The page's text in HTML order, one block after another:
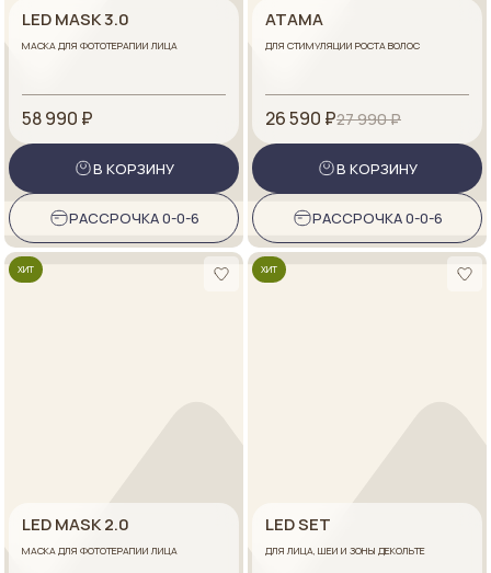
LED MASK 3.0
МАСКА ДЛЯ ФОТОТЕРАПИИ ЛИЦА
58 990 ₽
В КОРЗИНУ
РАССРОЧКА 0-0-6
ATAMA
ДЛЯ СТИМУЛЯЦИИ РОСТА ВОЛОС
26 590 ₽27 990 ₽
В КОРЗИНУ
РАССРОЧКА 0-0-6
ХИТ
LED MASK 2.0
МАСКА ДЛЯ ФОТОТЕРАПИИ ЛИЦА
ХИТ
LED SET
ДЛЯ ЛИЦА, ШЕИ И ЗОНЫ ДЕКОЛЬТЕ